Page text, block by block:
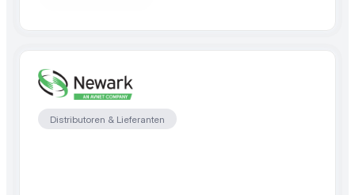
Distributoren & Lieferanten